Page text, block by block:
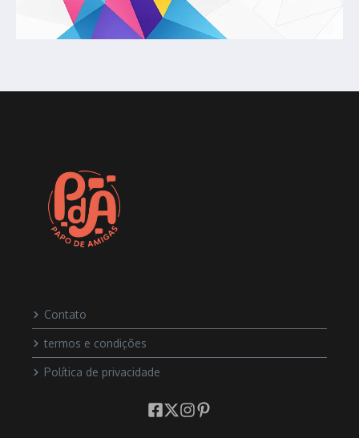
Contato
termos e condições
Política de privacidade